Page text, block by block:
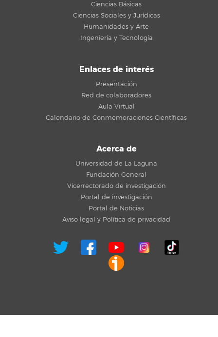
Ciencias Básicas
Ciencias Sociales y Jurídicas
Humanidades y Arte
Ingeniería y Tecnología
Enlaces de interés
Presentación
Red de colaboradores
Aula Virtual
Calendario de Conmemoraciones Científicas
Acerca de
Universidad de La Laguna
Fundación General
Vicerrectorado de investigación
Portal de investigación
Portal de Noticias
Aviso legal y Política de privacidad